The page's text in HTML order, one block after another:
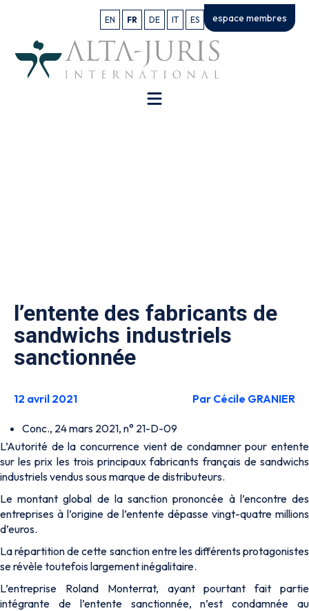
EN FR DE IT ES espace membres
l’entente des fabricants de
sandwichs industriels
sanctionnée
12 avril 2021 Par Cécile GRANIER
Conc., 24 mars 2021, n° 21-D-09
L’Autorité de la concurrence vient de condamner pour entente
sur les prix les trois principaux fabricants français de sandwichs
industriels vendus sous marque de distributeurs.
Le montant global de la sanction prononcée à l’encontre des
entreprises à l’origine de l’entente dépasse vingt-quatre millions
d’euros.
La répartition de cette sanction entre les différents protagonistes
se révèle toutefois largement inégalitaire.
L’entreprise Roland Monterrat, ayant pourtant fait partie
intégrante de l’entente sanctionnée, n’est condamnée au